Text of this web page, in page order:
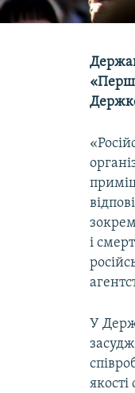
і
У
якості